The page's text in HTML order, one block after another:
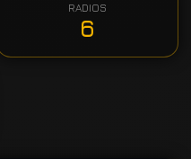
RADIOS
6